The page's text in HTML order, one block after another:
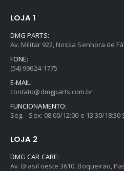
LOJA 1
DMG PARTS:
Av. Militar 922, Nossa Senhora de
FONE:
(54) 99624-1775
E-MAIL:
contato@dmgparts.com.br
FUNCIONAMENTO:
Seg. - Sex: 08:00/12:00 e 13:30/
LOJA 2
DMG CAR CARE:
Av. Brasil oeste 3610, Boqueirão,